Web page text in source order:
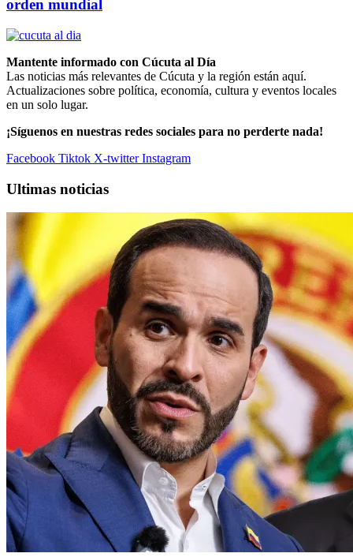
orden mundial
Mantente informado con Cúcuta al Día
Las noticias más relevantes de Cúcuta y la región están aquí.
Actualizaciones sobre política, economía, cultura y eventos locales
en un solo lugar.
¡Síguenos en nuestras redes sociales para no perderte nada!
Facebook Tiktok X-twitter Instagram
Ultimas noticias